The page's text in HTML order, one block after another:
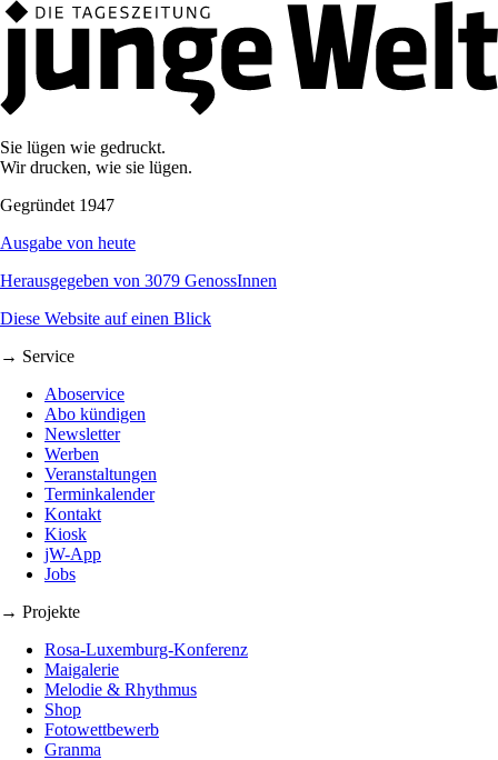
Sie lügen wie gedruckt.
Wir drucken, wie sie lügen.
Gegründet 1947
Ausgabe von heute
Herausgegeben von 3079 GenossInnen
Diese Website auf einen Blick
→ Service
Aboservice
Abo kündigen
Newsletter
Werben
Veranstaltungen
Terminkalender
Kontakt
Kiosk
jW-App
Jobs
→ Projekte
Rosa-Luxemburg-Konferenz
Maigalerie
Melodie & Rhythmus
Shop
Fotowettbewerb
Granma